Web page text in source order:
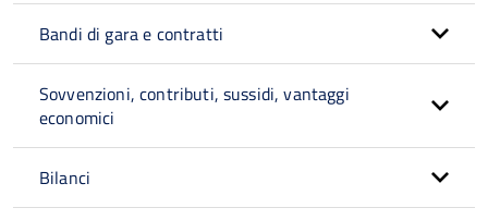
Bandi di gara e contratti
Sovvenzioni, contributi, sussidi, vantaggi
economici
Bilanci